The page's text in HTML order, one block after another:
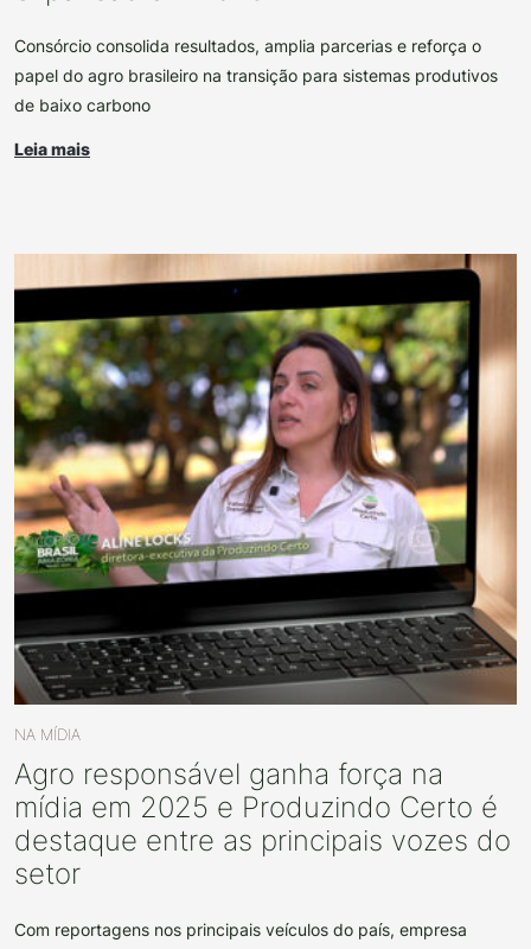
Consórcio consolida resultados, amplia parcerias e reforça o
papel do agro brasileiro na transição para sistemas produtivos
de baixo carbono
Leia mais
NA MÍDIA
Agro responsável ganha força na
mídia em 2025 e Produzindo Certo é
destaque entre as principais vozes do
setor
Com reportagens nos principais veículos do país, empresa